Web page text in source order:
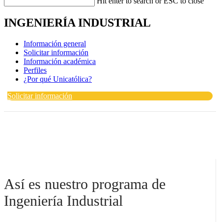
INGENIERÍA INDUSTRIAL
Información general
Solicitar información
Información académica
Perfiles
¿Por qué Unicatólica?
Solicitar información
Así es nuestro programa de
Ingeniería Industrial